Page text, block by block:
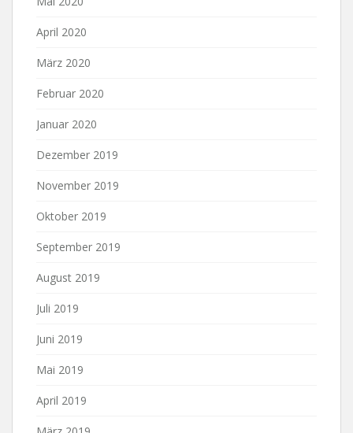
April 2020
März 2020
Februar 2020
Januar 2020
Dezember 2019
November 2019
Oktober 2019
September 2019
August 2019
Juli 2019
Juni 2019
Mai 2019
April 2019